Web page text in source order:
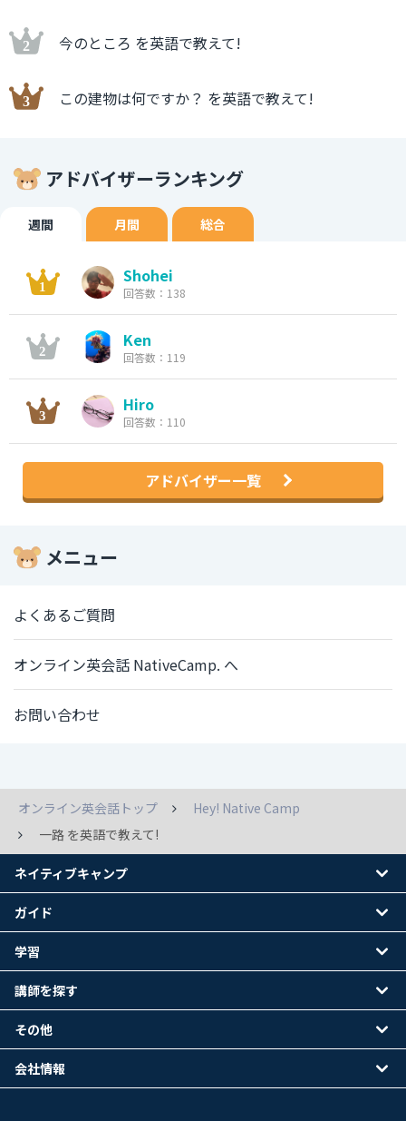
今のところ を英語で教えて!
この建物は何ですか？ を英語で教えて!
アドバイザーランキング
週間 月間 総合
Shohei
回答数：138
Ken
回答数：119
Hiro
回答数：110
アドバイザー一覧
メニュー
よくあるご質問
オンライン英会話 NativeCamp. へ
お問い合わせ
オンライン英会話トップ
Hey! Native Camp
一路 を英語で教えて!
ネイティブキャンプ
ガイド
学習
講師を探す
その他
会社情報